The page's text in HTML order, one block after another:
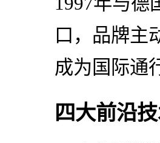
口，品牌主
成为国际通
四大前沿